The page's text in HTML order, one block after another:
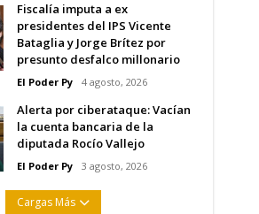
Fiscalía imputa a ex
presidentes del IPS Vicente
Bataglia y Jorge Brítez por
presunto desfalco millonario
El Poder Py 4 agosto, 2026
Alerta por ciberataque: Vacían
la cuenta bancaria de la
diputada Rocío Vallejo
El Poder Py 3 agosto, 2026
Cargas Más